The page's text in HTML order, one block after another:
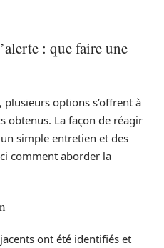
: que faire une
options s’offrent à
obtenus. La façon de réagir
simple entretien et des
comment aborder la
ont été identifiés et